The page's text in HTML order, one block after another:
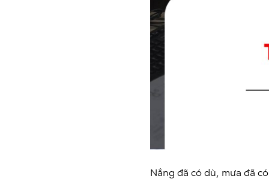
Nắng đã có dù, mưa đã